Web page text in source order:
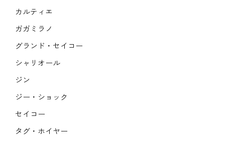
カルティエ
ガガミラノ
グランド・セイコー
シャリオール
ジン
ジー・ショック
セイコー
タグ・ホイヤー